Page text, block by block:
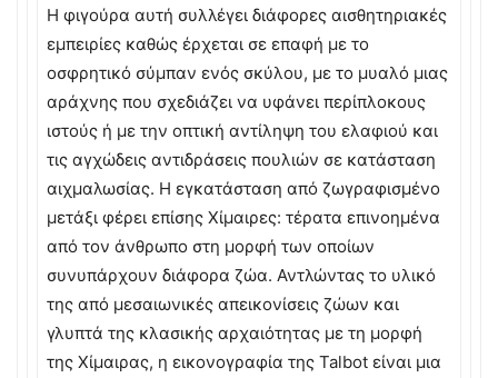
Η φιγούρα αυτή συλλέγει διάφορες αισθητηριακές
εμπειρίες καθώς έρχεται σε επαφή με το
οσφρητικό σύμπαν ενός σκύλου, με το μυαλό μιας
αράχνης που σχεδιάζει να υφάνει περίπλοκους
ιστούς ή με την οπτική αντίληψη του ελαφιού και
τις αγχώδεις αντιδράσεις πουλιών σε κατάσταση
αιχμαλωσίας. Η εγκατάσταση από ζωγραφισμένο
μετάξι φέρει επίσης Χίμαιρες: τέρατα επινοημένα
από τον άνθρωπο στη μορφή των οποίων
συνυπάρχουν διάφορα ζώα. Αντλώντας το υλικό
της από μεσαιωνικές απεικονίσεις ζώων και
γλυπτά της κλασικής αρχαιότητας με τη μορφή
της Χίμαιρας, η εικονογραφία της Talbot είναι μια